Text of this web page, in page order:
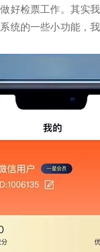
好检票工作。其实
统的一些小功能，